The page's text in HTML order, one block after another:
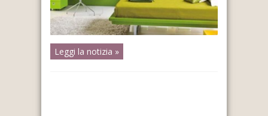
Leggi la notizia »